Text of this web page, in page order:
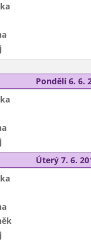
Pondělí 6. 6.
Úterý 7. 6.